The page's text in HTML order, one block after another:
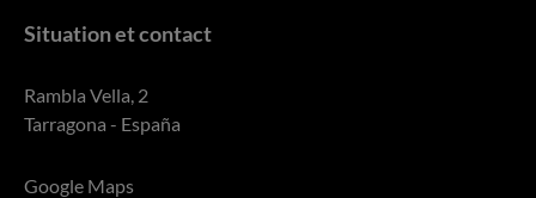
Situation et contact
Rambla Vella, 2
Tarragona - España
Google Maps